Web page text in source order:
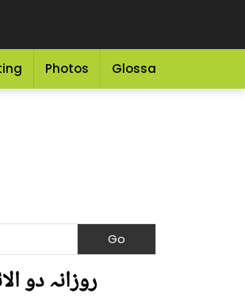
Photos Glossary
روزانہ دو